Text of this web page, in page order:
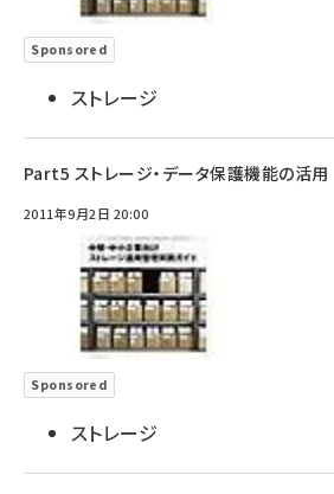
Sponsored
ストレージ
Part5 ストレージ・データ保護機能の活用
2011年9月2日 20:00
Sponsored
ストレージ